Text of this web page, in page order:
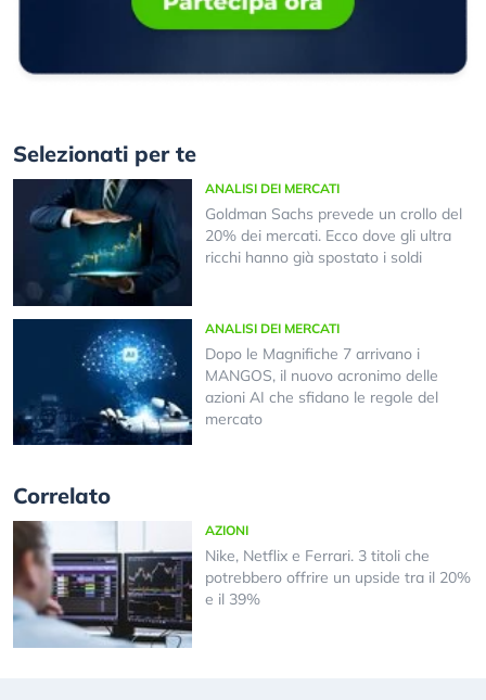
Selezionati per te
ANALISI DEI MERCATI
Goldman Sachs prevede un crollo del
20% dei mercati. Ecco dove gli ultra
ricchi hanno già spostato i soldi
ANALISI DEI MERCATI
Dopo le Magnifiche 7 arrivano i
MANGOS, il nuovo acronimo delle
azioni AI che sfidano le regole del
mercato
Correlato
AZIONI
Nike, Netflix e Ferrari. 3 titoli che
potrebbero offrire un upside tra il 20%
e il 39%